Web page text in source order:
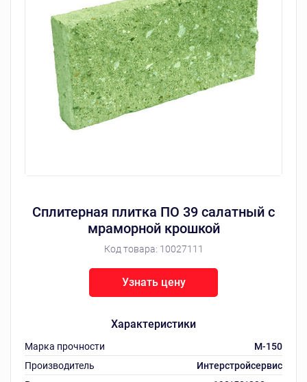
Сплитерная плитка ПО 39 салатный с
мраморной крошкой
Код товара: 10027111
Характеристики
Марка прочности
M-150
Производитель
Интерстройсервис
Узнать цену